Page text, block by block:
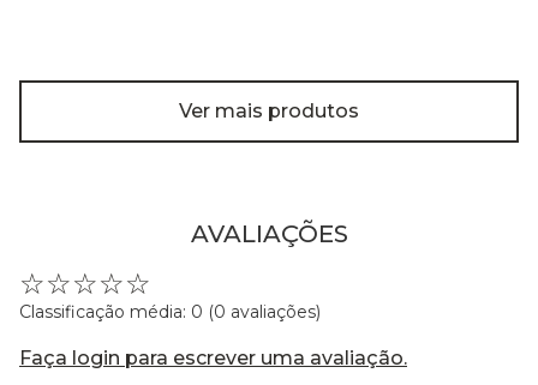
Ver mais produtos
AVALIAÇÕES
☆☆☆☆☆
Classificação média: 0 (0 avaliações)
Faça login para escrever uma avaliação.